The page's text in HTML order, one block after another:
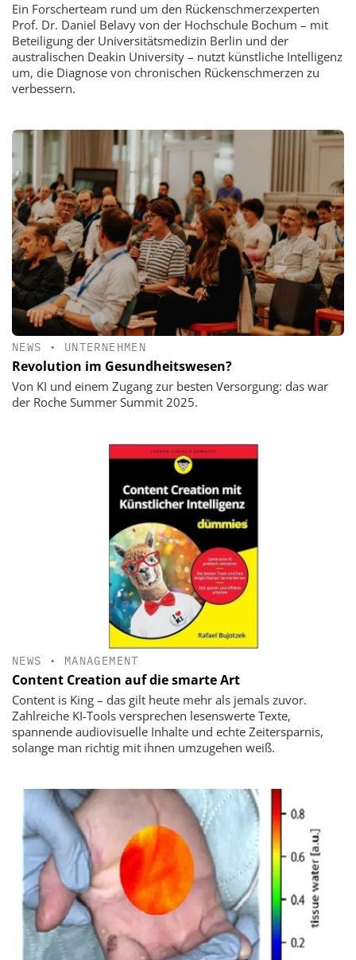
Ein Forscherteam rund um den Rückenschmerzexperten
Prof. Dr. Daniel Belavy von der Hochschule Bochum – mit
Beteiligung der Universitätsmedizin Berlin und der
australischen Deakin University – nutzt künstliche Intelligenz
um, die Diagnose von chronischen Rückenschmerzen zu
verbessern.
NEWS • UNTERNEHMEN
Revolution im Gesundheitswesen?
Von KI und einem Zugang zur besten Versorgung: das war
der Roche Summer Summit 2025.
NEWS • MANAGEMENT
Content Creation auf die smarte Art
Content is King – das gilt heute mehr als jemals zuvor.
Zahlreiche KI-Tools versprechen lesenswerte Texte,
spannende audiovisuelle Inhalte und echte Zeitersparnis,
solange man richtig mit ihnen umzugehen weiß.